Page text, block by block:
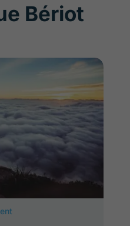
Bériot
avec Dominique